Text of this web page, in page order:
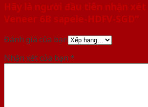
Hãy là người đầu tiên nhận xét
Veneer 6B sapele-HDFV-SGD”
Đánh giá của bạn
Nhận xét của bạn *